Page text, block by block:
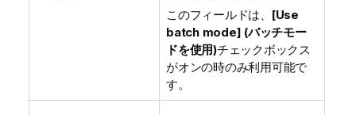
このフィールドは、 [Use
batch mode] (バッチモー
ドを使用)チェックボックス
がオンの時のみ利用可能で
す。